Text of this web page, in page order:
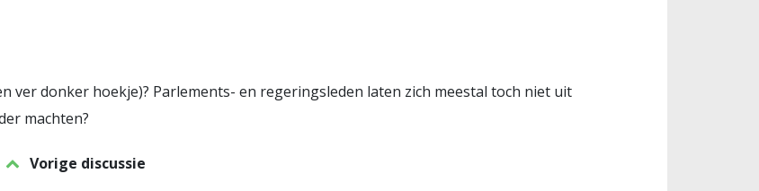
ver donker hoekje)? Parlements- en regeringsleden laten zich meestal toch niet uit
machten?
Vorige discussie